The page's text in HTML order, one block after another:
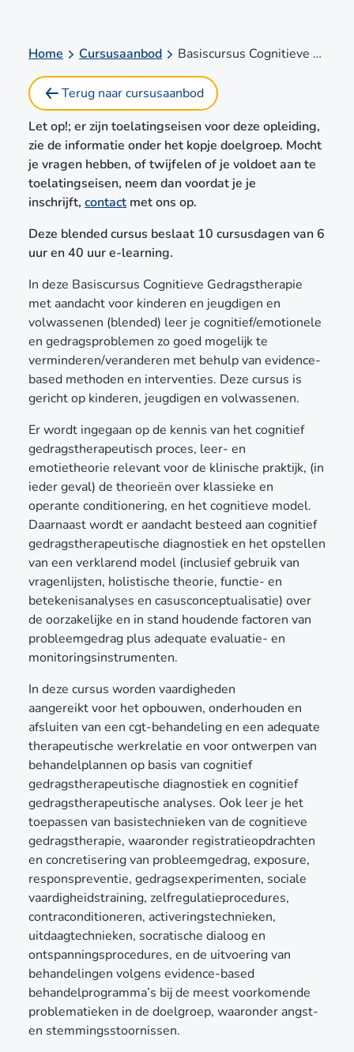
Home Cursusaanbod Basiscursus Cognitieve Gedragstherapie met aandacht voor kinderen en jeugdigen - CGT (blended)!
Terug naar cursusaanbod
Let op!; er zijn toelatingseisen voor deze opleiding,
zie de informatie onder het kopje doelgroep. Mocht
je vragen hebben, of twijfelen of je voldoet aan te
toelatingseisen, neem dan voordat je je
inschrijft, contact met ons op.
Deze blended cursus beslaat 10 cursusdagen van 6
uur en 40 uur e-learning.
In deze Basiscursus Cognitieve Gedragstherapie
met aandacht voor kinderen en jeugdigen en
volwassenen (blended) leer je cognitief/emotionele
en gedragsproblemen zo goed mogelijk te
verminderen/veranderen met behulp van evidence-
based methoden en interventies. Deze cursus is
gericht op kinderen, jeugdigen en volwassenen.
Er wordt ingegaan op de kennis van het cognitief
gedragstherapeutisch proces, leer- en
emotietheorie relevant voor de klinische praktijk, (in
ieder geval) de theorieën over klassieke en
operante conditionering, en het cognitieve model.
Daarnaast wordt er aandacht besteed aan cognitief
gedragstherapeutische diagnostiek en het opstellen
van een verklarend model (inclusief gebruik van
vragenlijsten, holistische theorie, functie- en
betekenisanalyses en casusconceptualisatie) over
de oorzakelijke en in stand houdende factoren van
probleemgedrag plus adequate evaluatie- en
monitoringsinstrumenten.
In deze cursus worden vaardigheden
aangereikt voor het opbouwen, onderhouden en
afsluiten van een cgt-behandeling en een adequate
therapeutische werkrelatie en voor ontwerpen van
behandelplannen op basis van cognitief
gedragstherapeutische diagnostiek en cognitief
gedragstherapeutische analyses. Ook leer je het
toepassen van basistechnieken van de cognitieve
gedragstherapie, waaronder registratieopdrachten
en concretisering van probleemgedrag, exposure,
responspreventie, gedragsexperimenten, sociale
vaardigheidstraining, zelfregulatieprocedures,
contraconditioneren, activeringstechnieken,
uitdaagtechnieken, socratische dialoog en
ontspanningsprocedures, en de uitvoering van
behandelingen volgens evidence-based
behandelprogramma’s bij de meest voorkomende
problematieken in de doelgroep, waaronder angst-
en stemmingsstoornissen.